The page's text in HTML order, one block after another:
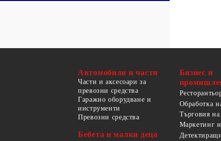
Автомобили и части
Части и аксесоари за
превозни средства
Гаражно оборудване и
инструменти
Превозни средства
Бебета и малки деца
Бизнес и
Обработка
Търговия
Маркетинг